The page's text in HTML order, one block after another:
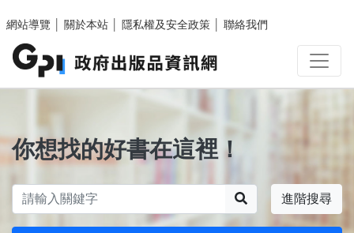
網站導覽
關於本站 隱私權及安全政策 聯絡我們
你想找的好書在這裡！
進階搜尋